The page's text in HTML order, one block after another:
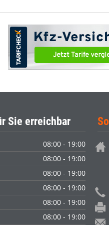
Sie erreichbar
08:00 - 19:00
08:00 - 19:00
08:00 - 19:00
08:00 - 19:00
08:00 - 19:00
08:00 - 19:00
So